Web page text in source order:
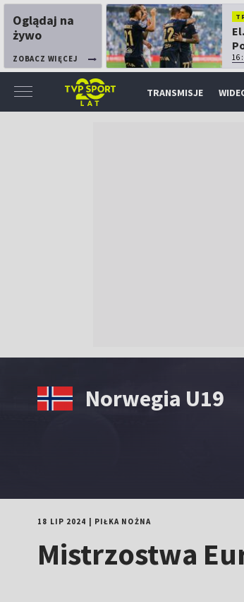
Oglądaj na
żywo
ZOBACZ WIĘCEJ
TRANSMISJE
Norwegia U19
18 LIP 2024 PIŁKA NOŻNA
Mistrzostwa